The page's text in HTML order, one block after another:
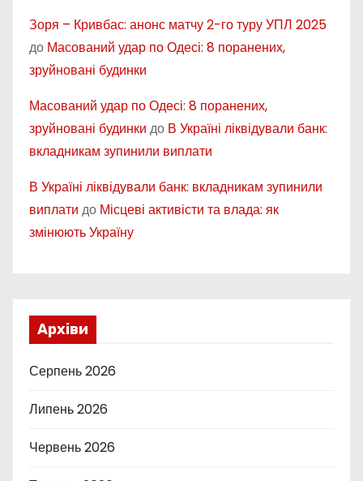
Зоря – Кривбас: анонс матчу 2-го туру УПЛ 2025
до Масований удар по Одесі: 8 поранених,
зруйновані будинки
Масований удар по Одесі: 8 поранених,
зруйновані будинки до В Україні ліквідували банк:
вкладникам зупинили виплати
В Україні ліквідували банк: вкладникам зупинили
виплати до Місцеві активісти та влада: як
змінюють Україну
Архіви
Серпень 2026
Липень 2026
Червень 2026